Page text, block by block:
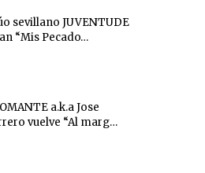
sevillano JUVENTUDE
“Mis Pecado…
a.k.a Jose
vuelve “Al marg…